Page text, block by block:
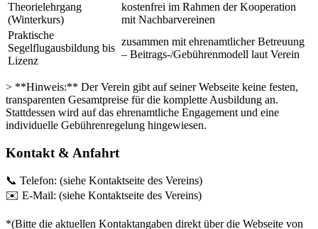
Theorielehrgang
(Winterkurs)
kostenfrei im Rahmen der Kooperation
mit Nachbarvereinen
Praktische
Segelflugausbildung bis
Lizenz
zusammen mit ehrenamtlicher Betreuung
– Beitrags-/Gebührenmodell laut Verein
> **Hinweis:** Der Verein gibt auf seiner Webseite keine festen,
transparenten Gesamtpreise für die komplette Ausbildung an.
Stattdessen wird auf das ehrenamtliche Engagement und eine
individuelle Gebührenregelung hingewiesen.
Kontakt & Anfahrt
📞 Telefon: (siehe Kontaktseite des Vereins)
✉️ E-Mail: (siehe Kontaktseite des Vereins)
*(Bitte die aktuellen Kontaktangaben direkt über die Webseite von